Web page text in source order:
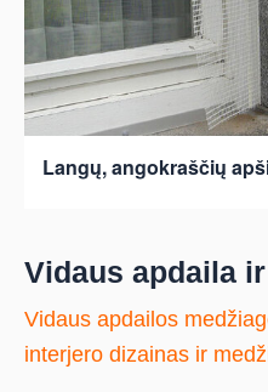
Langų, angokraščių
Vidaus apdaila
Vidaus apdailos
interjero dizainas ir